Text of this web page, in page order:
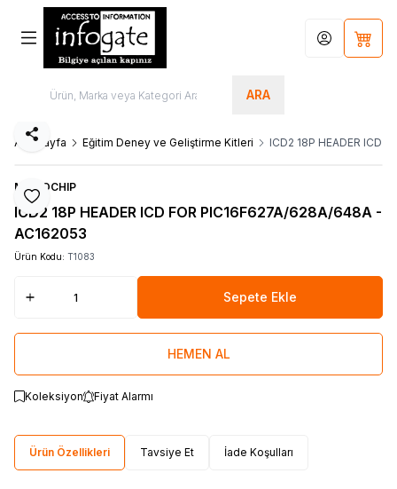
ARA
Hesabım
Ana Sayfa Eğitim Deney ve Geliştirme Kitleri ICD2 18P HEADER ICD
Favoriye Ekle
Paylaş
MICROCHIP
ICD2 18P HEADER ICD FOR PIC16F627A/628A/648A -
AC162053
Ürün Kodu: T1083
Sepete Ekle
HEMEN AL
Koleksiyon Fiyat Alarmı
Ürün Özellikleri Tavsiye Et İade Koşulları